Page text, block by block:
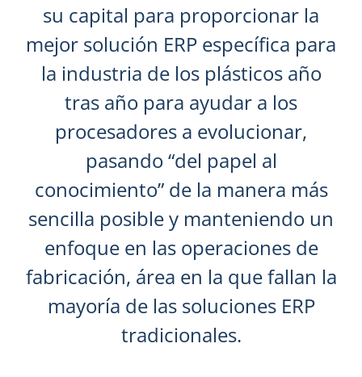
su capital para proporcionar la
mejor solución ERP específica para
la industria de los plásticos año
tras año para ayudar a los
procesadores a evolucionar,
pasando “del papel al
conocimiento” de la manera más
sencilla posible y manteniendo un
enfoque en las operaciones de
fabricación, área en la que fallan la
mayoría de las soluciones ERP
tradicionales.